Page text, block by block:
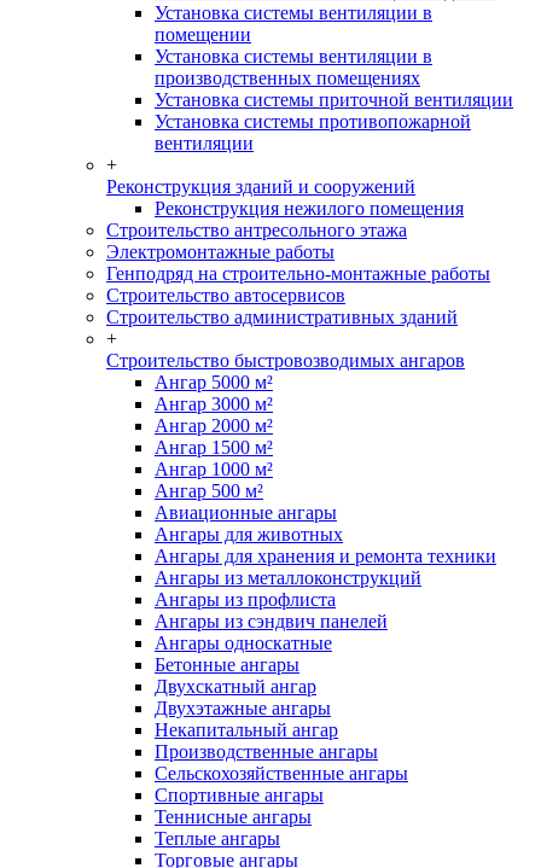
Установка системы вентиляции в
помещении
Установка системы вентиляции в
производственных помещениях
Установка системы приточной вентиляции
Установка системы противопожарной
вентиляции
+
Реконструкция зданий и сооружений
Реконструкция нежилого помещения
Строительство антресольного этажа
Электромонтажные работы
Генподряд на строительно-монтажные работы
Строительство автосервисов
Строительство административных зданий
+
Строительство быстровозводимых ангаров
Ангар 5000 м²
Ангар 3000 м²
Ангар 2000 м²
Ангар 1500 м²
Ангар 1000 м²
Ангар 500 м²
Авиационные ангары
Ангары для животных
Ангары для хранения и ремонта техники
Ангары из металлоконструкций
Ангары из профлиста
Ангары из сэндвич панелей
Ангары односкатные
Бетонные ангары
Двухскатный ангар
Двухэтажные ангары
Некапитальный ангар
Производственные ангары
Сельскохозяйственные ангары
Спортивные ангары
Теннисные ангары
Теплые ангары
Торговые ангары